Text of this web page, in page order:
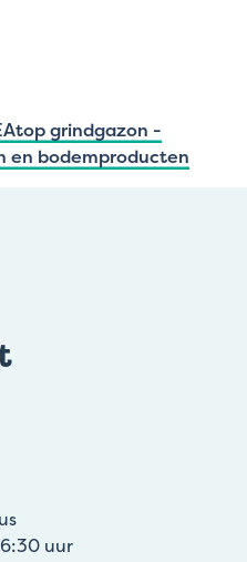
grindgazon -
en bodemproducten
uur